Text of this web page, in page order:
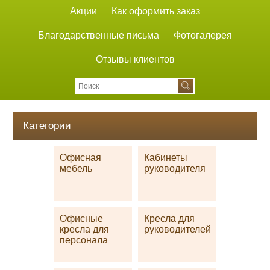
Акции Как оформить заказ
Благодарственные письма Фотогалерея
Отзывы клиентов
Категории
Офисная
мебель
Кабинеты
руководителя
Офисные
кресла для
персонала
Кресла для
руководителей